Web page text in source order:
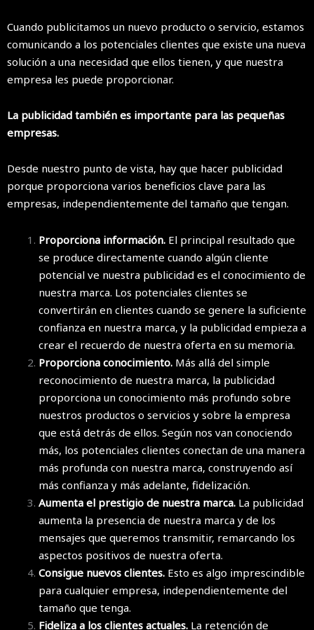
Cuando publicitamos un nuevo producto o servicio, estamos
comunicando a los potenciales clientes que existe una nueva
solución a una necesidad que ellos tienen, y que nuestra
empresa les puede proporcionar.
La publicidad también es importante para las pequeñas
empresas.
Desde nuestro punto de vista, hay que hacer publicidad
porque proporciona varios beneficios clave para las
empresas, independientemente del tamaño que tengan.
Proporciona información. El principal resultado que
se produce directamente cuando algún cliente
potencial ve nuestra publicidad es el conocimiento de
nuestra marca. Los potenciales clientes se
convertirán en clientes cuando se genere la suficiente
confianza en nuestra marca, y la publicidad empieza a
crear el recuerdo de nuestra oferta en su memoria.
Proporciona conocimiento. Más allá del simple
reconocimiento de nuestra marca, la publicidad
proporciona un conocimiento más profundo sobre
nuestros productos o servicios y sobre la empresa
que está detrás de ellos. Según nos van conociendo
más, los potenciales clientes conectan de una manera
más profunda con nuestra marca, construyendo así
más confianza y más adelante, fidelización.
Aumenta el prestigio de nuestra marca. La publicidad
aumenta la presencia de nuestra marca y de los
mensajes que queremos transmitir, remarcando los
aspectos positivos de nuestra oferta.
Consigue nuevos clientes. Esto es algo imprescindible
para cualquier empresa, independientemente del
tamaño que tenga.
Fideliza a los clientes actuales. La retención de